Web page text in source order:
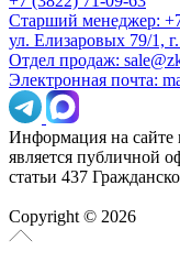
Старший менеджер:
ул. Елизаровых 79/1,
Отдел продаж:
Электронная почта:
Информация на сайте
является публичной
статьи 437
Copyright © 2026